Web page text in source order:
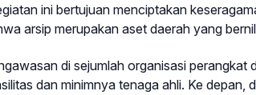
ini bertujuan menciptakan
arsip merupakan aset daerah yang
di sejumlah organisasi
dan minimnya tenaga ahli. Ke depan,